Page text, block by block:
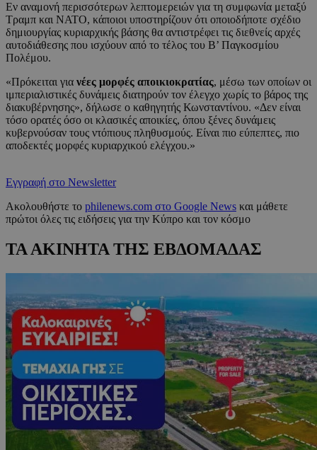
Εν αναμονή περισσότερων λεπτομερειών για τη συμφωνία μεταξύ
Τραμπ και ΝΑΤΟ, κάποιοι υποστηρίζουν ότι οποιοδήποτε σχέδιο
δημιουργίας κυριαρχικής βάσης θα αντιστρέφει τις διεθνείς αρχές
αυτοδιάθεσης που ισχύουν από το τέλος του Β’ Παγκοσμίου
Πολέμου.
«Πρόκειται για νέες μορφές αποικιοκρατίας, μέσω των οποίων οι
ιμπεριαλιστικές δυνάμεις διατηρούν τον έλεγχο χωρίς το βάρος της
διακυβέρνησης», δήλωσε ο καθηγητής Κωνσταντίνου. «Δεν είναι
τόσο ορατές όσο οι κλασικές αποικίες, όπου ξένες δυνάμεις
κυβερνούσαν τους ντόπιους πληθυσμούς. Είναι πιο εύπεπτες, πιο
αποδεκτές μορφές κυριαρχικού ελέγχου.»
Εγγραφή στο Newsletter
Ακολουθήστε το philenews.com στο Google News και μάθετε
πρώτοι όλες τις ειδήσεις για την Κύπρο και τον κόσμο
ΤΑ ΑΚΙΝΗΤΑ ΤΗΣ ΕΒΔΟΜΑΔΑΣ